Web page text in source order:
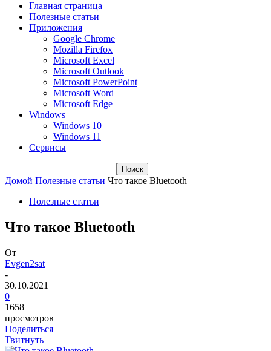
Главная страница
Полезные статьи
Приложения
Google Chrome
Mozilla Firefox
Microsoft Excel
Microsoft Outlook
Microsoft PowerPoint
Microsoft Word
Microsoft Edge
Windows
Windows 10
Windows 11
Сервисы
Домой Полезные статьи Что такое Bluetooth
Полезные статьи
Что такое Bluetooth
От
Evgen2sat
-
30.10.2021
0
1658
просмотров
Поделиться
Твитнуть